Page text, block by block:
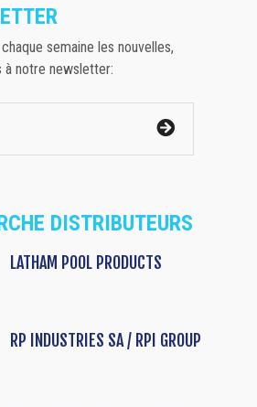
semaine les nouvelles,
à notre newsletter:
DISTRIBUTEURS
LATHAM POOL PRODUCTS
RP INDUSTRIES SA / RPI GROUP